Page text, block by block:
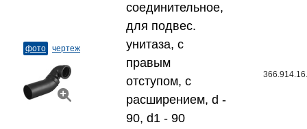
фото чертеж
соединительное,
для подвес.
унитаза, с
правым
отступом, с
расширением, d -
90, d1 - 90